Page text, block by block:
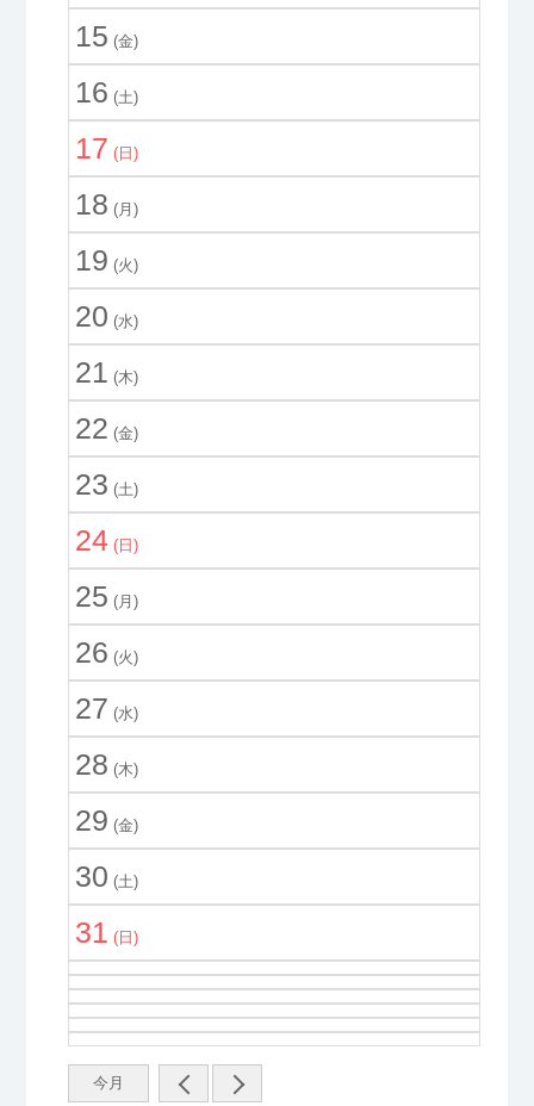
15 (金)
16 (土)
17 (日)
18 (月)
19 (火)
20 (水)
21 (木)
22 (金)
23 (土)
24(日)
25 (月)
26 (火)
27 (水)
28 (木)
29 (金)
30 (土)
31 (日)
今月